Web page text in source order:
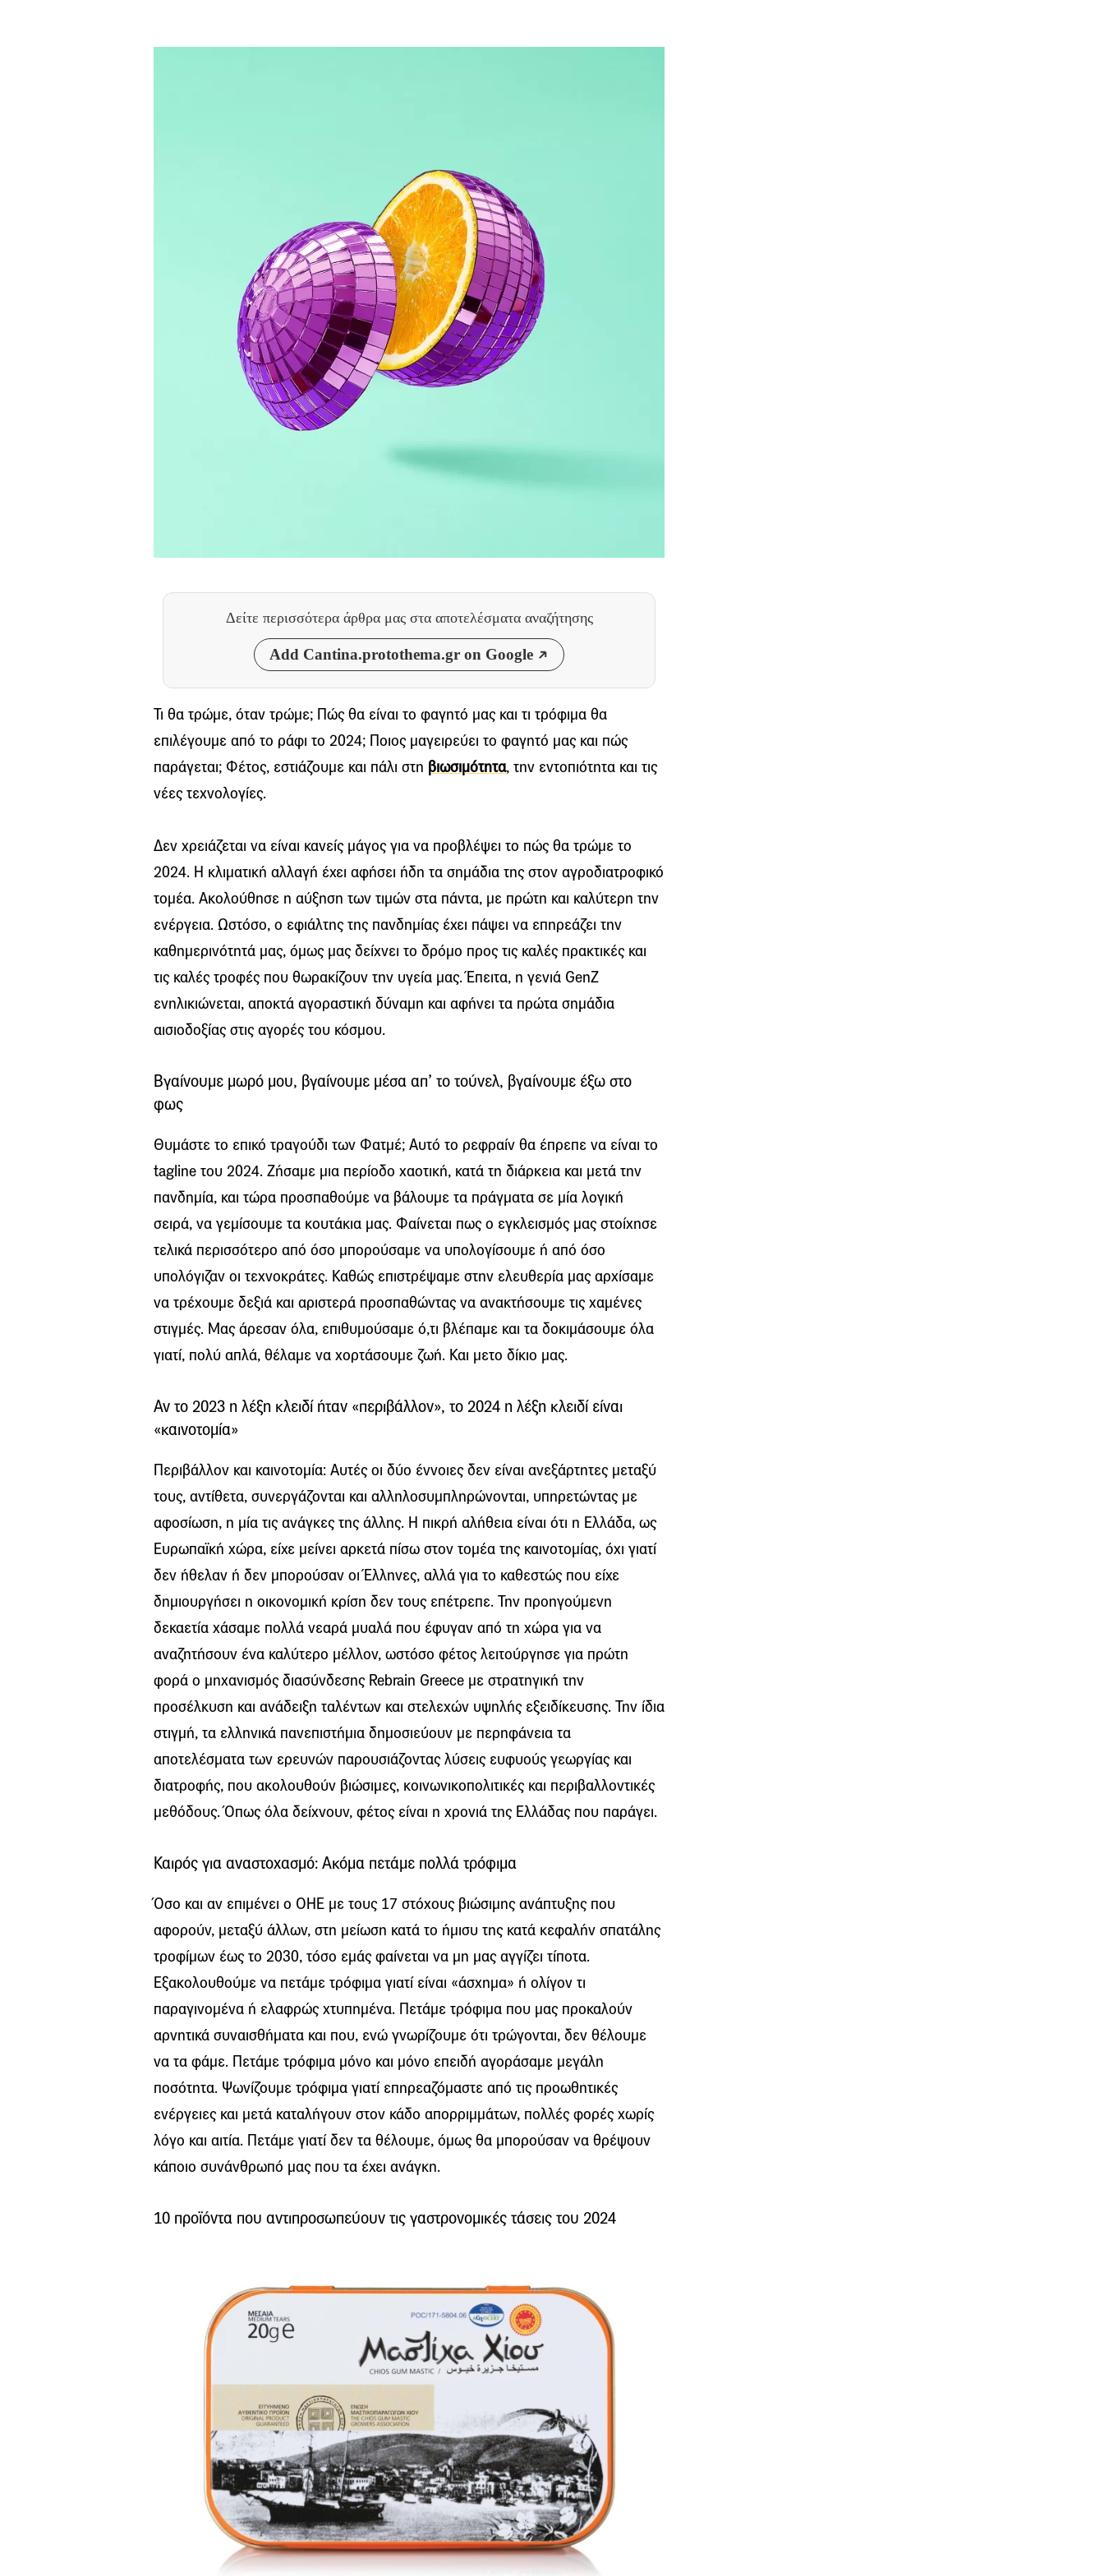
Δείτε περισσότερα άρθρα μας στα αποτελέσματα αναζήτησης
Add Cantina.protothema.gr on Google
Τι θα τρώμε, όταν τρώμε; Πώς θα είναι το φαγητό μας και τι τρόφιμα θα
επιλέγουμε από το ράφι το 2024; Ποιος μαγειρεύει το φαγητό μας και πώς
παράγεται; Φέτος, εστιάζουμε και πάλι στη βιωσιμότητα, την εντοπιότητα και τις
νέες τεχνολογίες.
Δεν χρειάζεται να είναι κανείς μάγος για να προβλέψει το πώς θα τρώμε το
2024. Η κλιματική αλλαγή έχει αφήσει ήδη τα σημάδια της στον αγροδιατροφικό
τομέα. Ακολούθησε η αύξηση των τιμών στα πάντα, με πρώτη και καλύτερη την
ενέργεια. Ωστόσο, ο εφιάλτης της πανδημίας έχει πάψει να επηρεάζει την
καθημερινότητά μας, όμως μας δείχνει το δρόμο προς τις καλές πρακτικές και
τις καλές τροφές που θωρακίζουν την υγεία μας. Έπειτα, η γενιά GenZ
ενηλικιώνεται, αποκτά αγοραστική δύναμη και αφήνει τα πρώτα σημάδια
αισιοδοξίας στις αγορές του κόσμου.
Βγαίνουμε μωρό μου, βγαίνουμε μέσα απ’ το τούνελ, βγαίνουμε έξω στο
φως
Θυμάστε το επικό τραγούδι των Φατμέ; Αυτό το ρεφραίν θα έπρεπε να είναι το
tagline του 2024. Ζήσαμε μια περίοδο χαοτική, κατά τη διάρκεια και μετά την
πανδημία, και τώρα προσπαθούμε να βάλουμε τα πράγματα σε μία λογική
σειρά, να γεμίσουμε τα κουτάκια μας. Φαίνεται πως ο εγκλεισμός μας στοίχησε
τελικά περισσότερο από όσο μπορούσαμε να υπολογίσουμε ή από όσο
υπολόγιζαν οι τεχνοκράτες. Καθώς επιστρέψαμε στην ελευθερία μας αρχίσαμε
να τρέχουμε δεξιά και αριστερά προσπαθώντας να ανακτήσουμε τις χαμένες
στιγμές. Μας άρεσαν όλα, επιθυμούσαμε ό,τι βλέπαμε και τα δοκιμάσουμε όλα
γιατί, πολύ απλά, θέλαμε να χορτάσουμε ζωή. Και μετο δίκιο μας.
Αν το 2023 η λέξη κλειδί ήταν «περιβάλλον», το 2024 η λέξη κλειδί είναι
«καινοτομία»
Περιβάλλον και καινοτομία: Αυτές οι δύο έννοιες δεν είναι ανεξάρτητες μεταξύ
τους, αντίθετα, συνεργάζονται και αλληλοσυμπληρώνονται, υπηρετώντας με
αφοσίωση, η μία τις ανάγκες της άλλης. Η πικρή αλήθεια είναι ότι η Ελλάδα, ως
Ευρωπαϊκή χώρα, είχε μείνει αρκετά πίσω στον τομέα της καινοτομίας, όχι γιατί
δεν ήθελαν ή δεν μπορούσαν οι Έλληνες, αλλά για το καθεστώς που είχε
δημιουργήσει η οικονομική κρίση δεν τους επέτρεπε. Την προηγούμενη
δεκαετία χάσαμε πολλά νεαρά μυαλά που έφυγαν από τη χώρα για να
αναζητήσουν ένα καλύτερο μέλλον, ωστόσο φέτος λειτούργησε για πρώτη
φορά ο μηχανισμός διασύνδεσης Rebrain Greece με στρατηγική την
προσέλκυση και ανάδειξη ταλέντων και στελεχών υψηλής εξειδίκευσης. Την ίδια
στιγμή, τα ελληνικά πανεπιστήμια δημοσιεύουν με περηφάνεια τα
αποτελέσματα των ερευνών παρουσιάζοντας λύσεις ευφυούς γεωργίας και
διατροφής, που ακολουθούν βιώσιμες, κοινωνικοπολιτικές και περιβαλλοντικές
μεθόδους. Όπως όλα δείχνουν, φέτος είναι η χρονιά της Ελλάδας που παράγει.
Καιρός για αναστοχασμό: Ακόμα πετάμε πολλά τρόφιμα
Όσο και αν επιμένει ο ΟΗΕ με τους 17 στόχους βιώσιμης ανάπτυξης που
αφορούν, μεταξύ άλλων, στη μείωση κατά το ήμισυ της κατά κεφαλήν σπατάλης
τροφίμων έως το 2030, τόσο εμάς φαίνεται να μη μας αγγίζει τίποτα.
Εξακολουθούμε να πετάμε τρόφιμα γιατί είναι «άσχημα» ή ολίγον τι
παραγινομένα ή ελαφρώς χτυπημένα. Πετάμε τρόφιμα που μας προκαλούν
αρνητικά συναισθήματα και που, ενώ γνωρίζουμε ότι τρώγονται, δεν θέλουμε
να τα φάμε. Πετάμε τρόφιμα μόνο και μόνο επειδή αγοράσαμε μεγάλη
ποσότητα. Ψωνίζουμε τρόφιμα γιατί επηρεαζόμαστε από τις προωθητικές
ενέργειες και μετά καταλήγουν στον κάδο απορριμμάτων, πολλές φορές χωρίς
λόγο και αιτία. Πετάμε γιατί δεν τα θέλουμε, όμως θα μπορούσαν να θρέψουν
κάποιο συνάνθρωπό μας που τα έχει ανάγκη.
10 προϊόντα που αντιπροσωπεύουν τις γαστρονομικές τάσεις του 2024